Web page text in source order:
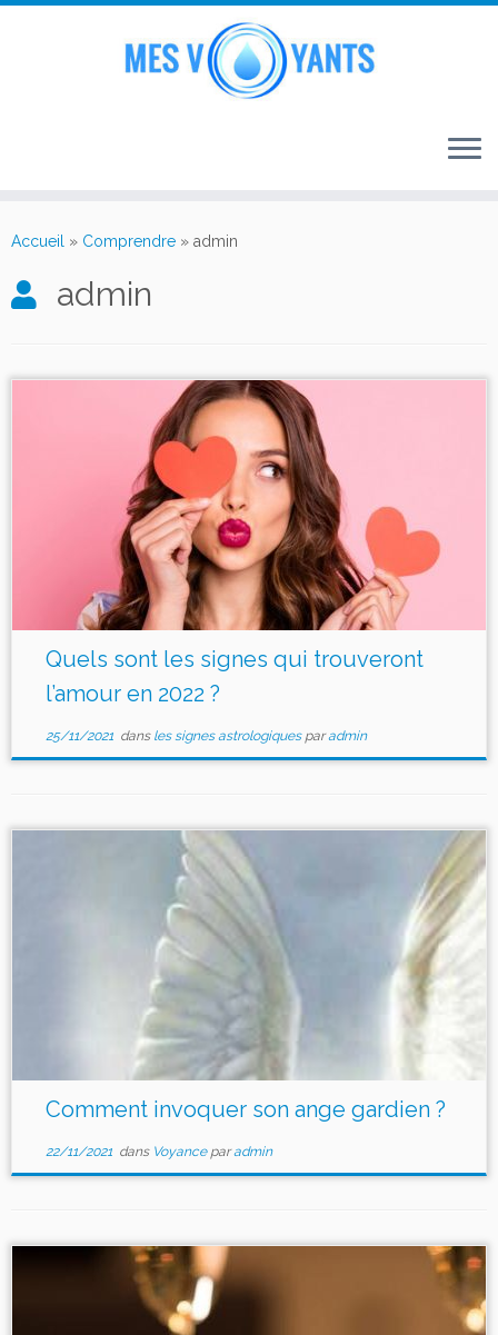
auAccueil » Comprendre » admin
admin
Quels sont les signes qui trouveront
l’amour en 2022 ?
25/11/2021dans les signes astrologiques paradmin
Comment invoquer son ange gardien ?
22/11/2021dans Voyance paradmin